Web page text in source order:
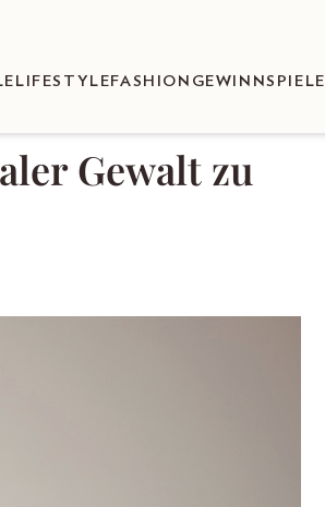
LIFESTYLEFASHION GEWINNSPIELE
Gewalt zu